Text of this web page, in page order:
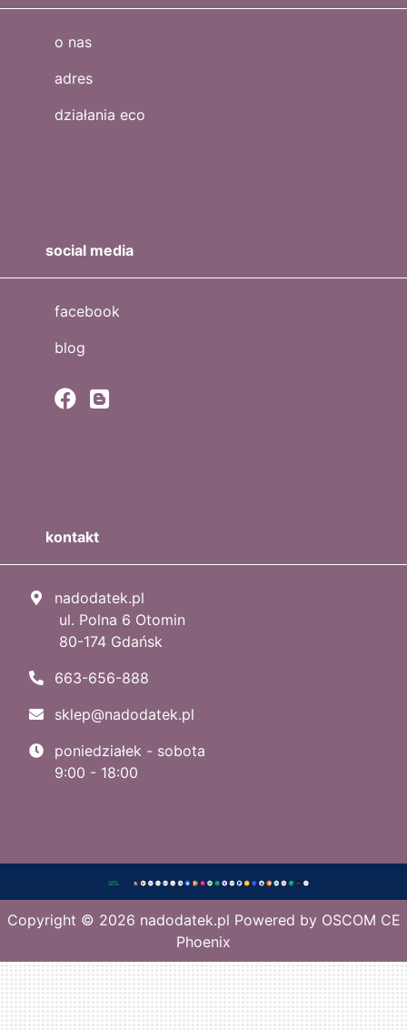
o nas
adres
działania eco
social media
facebook
blog
kontakt
nadodatek.pl
ul. Polna 6 Otomin
80-174 Gdańsk
663-656-888
sklep@nadodatek.pl
poniedziałek - sobota
9:00 - 18:00
Copyright © 2026 nadodatek.pl Powered by OSCOM CE
Phoenix